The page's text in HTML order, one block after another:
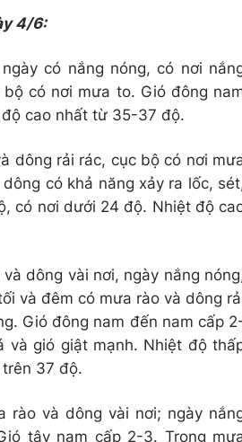
4/6:
có nắng nóng, có nơi
có nơi mưa to. Gió đông
cao nhất từ 35-37 độ.
dông rải rác, cục bộ có nơi
có khả năng xảy ra lốc,
có nơi dưới 24 độ. Nhiệt độ
dông vài nơi, ngày nắng
và đêm có mưa rào và dông
Gió đông nam đến nam cấp
và gió giật mạnh. Nhiệt độ
37 độ.
rào và dông vài nơi; ngày
tây nam cấp 2-3. Trong